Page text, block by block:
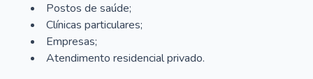
Postos de saúde;
Clínicas particulares;
Empresas;
Atendimento residencial privado.